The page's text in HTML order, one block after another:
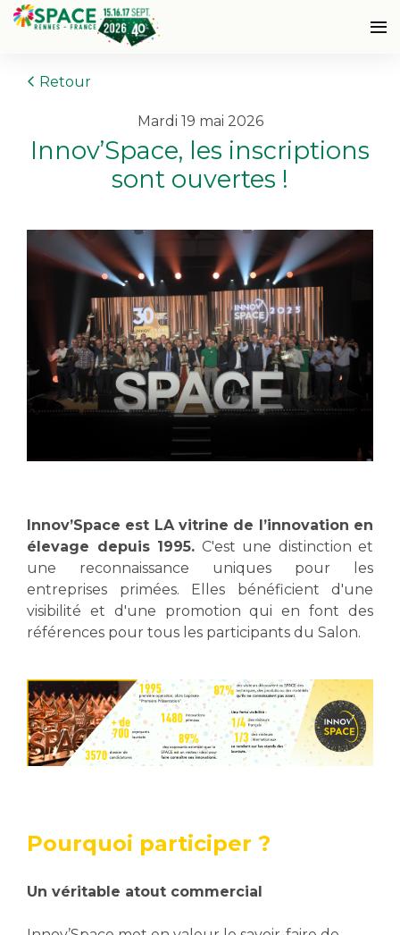
Retour
mardi 19 mai 2026
Innov’Space, les inscriptions
sont ouvertes !
Innov’Space est LA vitrine de l’innovation en
élevage depuis 1995. C'est une distinction et
une reconnaissance uniques pour les
entreprises primées. Elles bénéficient d'une
visibilité et d'une promotion qui en font des
références pour tous les participants du Salon.
Pourquoi participer ?
Un véritable atout commercial